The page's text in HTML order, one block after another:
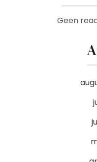
Geen